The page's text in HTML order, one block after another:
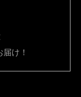
け！